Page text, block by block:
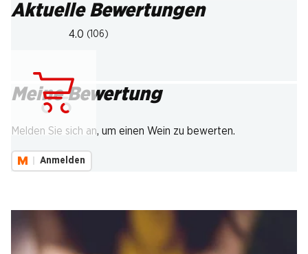
Aktuelle Bewertungen
4.0 (106)
Meine Bewertung
Melden Sie sich an, um einen Wein zu bewerten.
Anmelden